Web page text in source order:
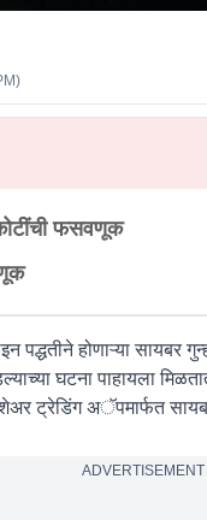
)
फसवणूक
होणाऱ्या सायबर
घटना पाहायला
ट्रेडिंग अॅपमार्फत
ADVERTISEMENT